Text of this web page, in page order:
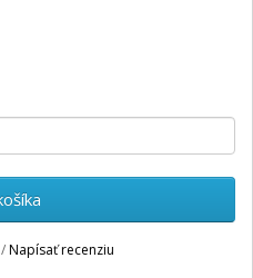
/Napísať recenziu